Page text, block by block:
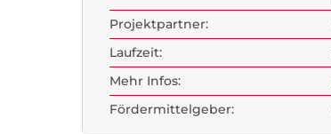
Projektpartner:
Laufzeit:
Mehr Infos:
Fördermittelgeber: